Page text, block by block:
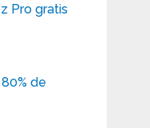
Pro gratis
de